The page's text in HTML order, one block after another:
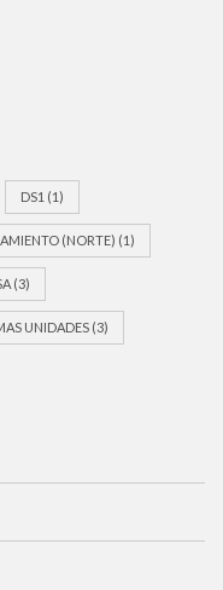
DS1 (1)
(NORTE) (1)
(3)
UNIDADES (3)